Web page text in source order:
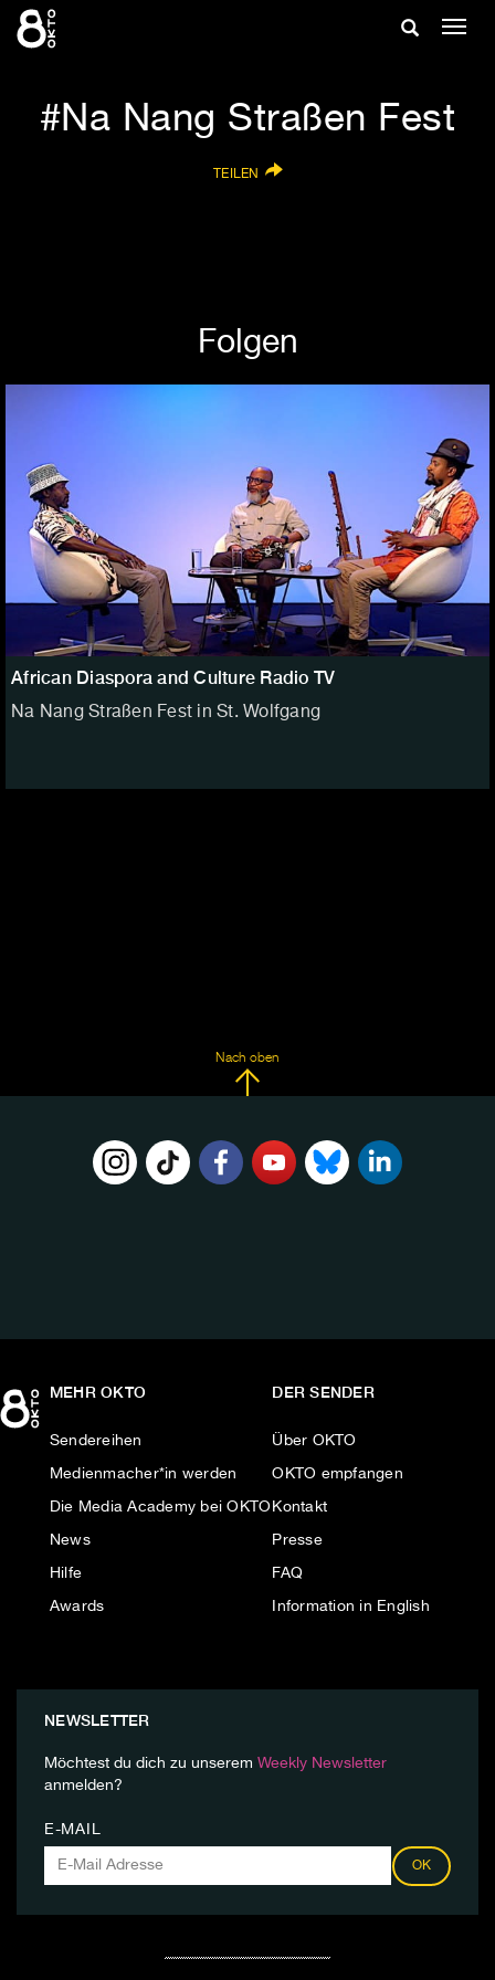
Zum
Inhalt
Suche
Na Nang Straßen Fest
TEILEN
Folgen
African Diaspora and Culture Radio TV
Na Nang Straßen Fest in St. Wolfgang
Nach oben
MEHR OKTO
Sendereihen
Medienmacher*in werden
Die Media Academy bei OKTO
News
Hilfe
Awards
DER SENDER
Über OKTO
OKTO empfangen
Kontakt
Presse
FAQ
Information in English
NEWSLETTER
Möchtest du dich zu unserem Weekly Newsletter
anmelden?
E-MAIL
OK